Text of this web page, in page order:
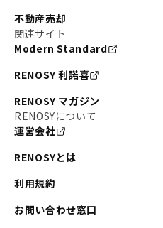
不動産売却
関連サイト
Modern Standard
RENOSY 利諾喜
RENOSY マガジン
RENOSYについて
運営会社
RENOSYとは
利用規約
お問い合わせ窓口